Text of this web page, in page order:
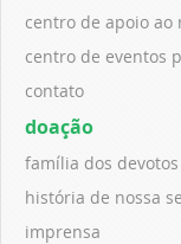
centro de apoio ao
centro de eventos
contato
doação
família dos devotos
história de nossa
imprensa